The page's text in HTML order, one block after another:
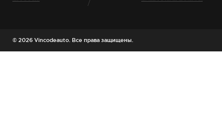
© 2026 Vincodeauto. Все права защищены.